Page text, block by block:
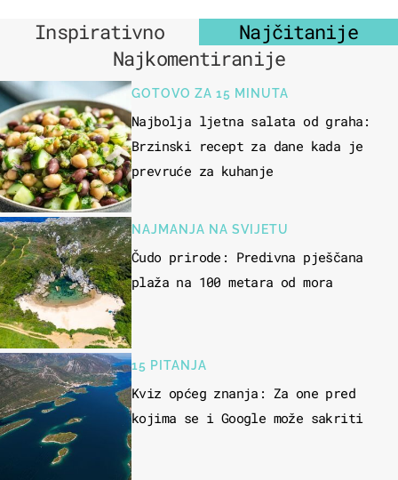
Inspirativno
Najčitanije
Najkomentiranije
GOTOVO ZA 15 MINUTA
Najbolja ljetna salata od graha:
Brzinski recept za dane kada je
prevruće za kuhanje
NAJMANJA NA SVIJETU
Čudo prirode: Predivna pješčana
plaža na 100 metara od mora
15 PITANJA
Kviz općeg znanja: Za one pred
kojima se i Google može sakriti